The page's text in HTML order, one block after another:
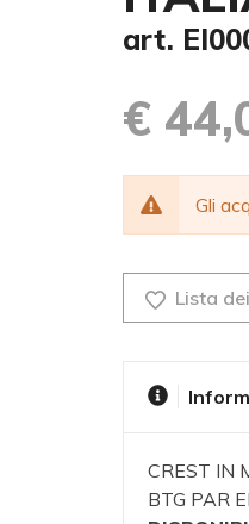
art.
€
Gli
Lista
CREST IN
BTG PAR